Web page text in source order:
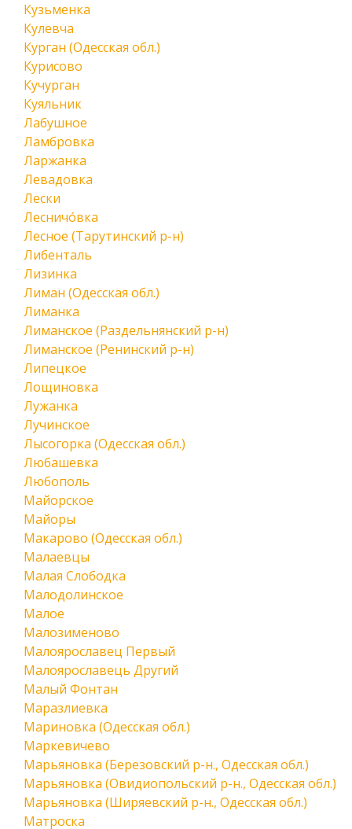
Кузьменка
Кулевча
Курган (Одесская обл.)
Курисово
Кучурган
Куяльник
Лабушное
Ламбровка
Ларжанка
Левадовка
Лески
Лесничо́вка
Лесное (Тарутинский р-н)
Либенталь
Лизинка
Лиман (Одесская обл.)
Лиманка
Лиманское (Раздельнянский р-н)
Лиманское (Ренинский р-н)
Липецкое
Лощиновка
Лужанка
Лучинское
Лысогорка (Одесская обл.)
Любашевка
Любополь
Майорское
Майоры
Макарово (Одесская обл.)
Малаевцы
Малая Слободка
Малодолинское
Малое
Малозименово
Малоярославец Первый
Малоярославець Другий
Малый Фонтан
Маразлиевка
Мариновка (Одесская обл.)
Маркевичево
Марьяновка (Березовский р-н., Одесская обл.)
Марьяновка (Овидиопольский р-н., Одесская обл.)
Марьяновка (Ширяевский р-н., Одесская обл.)
Матроска